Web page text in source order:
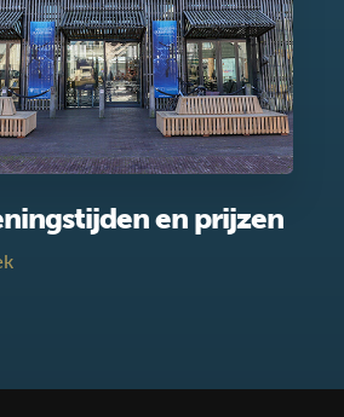
en prijzen